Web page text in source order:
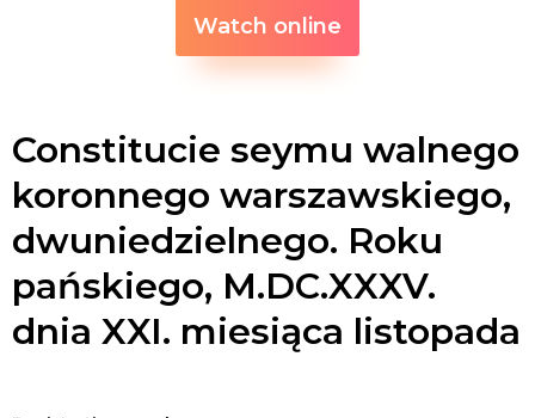
Watch online
Constitucie seymu walnego
koronnego warszawskiego,
dwuniedzielnego. Roku
pańskiego, M.DC.XXXV.
dnia XXI. miesiąca listopada